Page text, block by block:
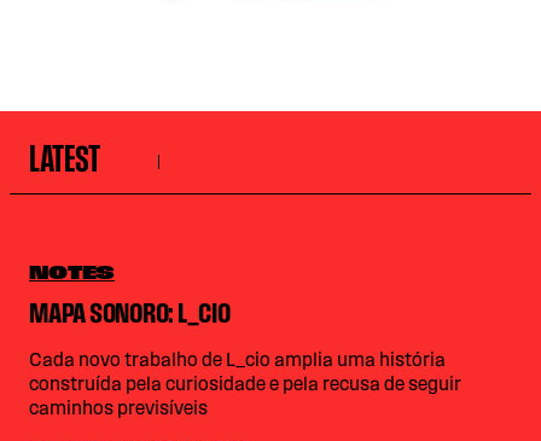
LATEST
NOTES
MAPA SONORO: L_CIO
Cada novo trabalho de L_cio amplia uma história
construída pela curiosidade e pela recusa de seguir
caminhos previsíveis